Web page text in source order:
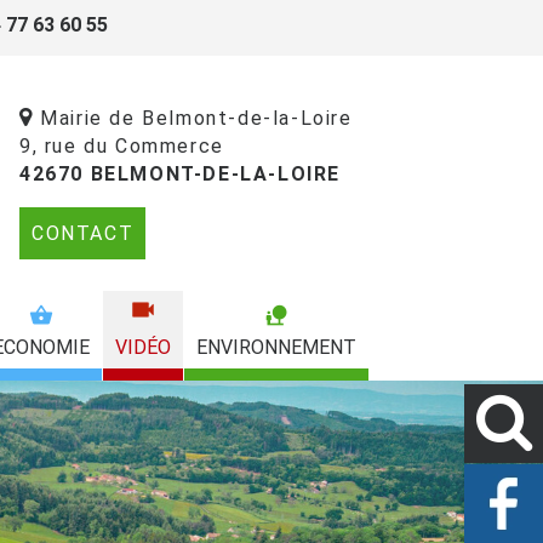
77 63 60 55
Mairie de Belmont-de-la-Loire
9, rue du Commerce
42670 BELMONT-DE-LA-LOIRE
CONTACT
VIDÉO ENVIRONNEMENT